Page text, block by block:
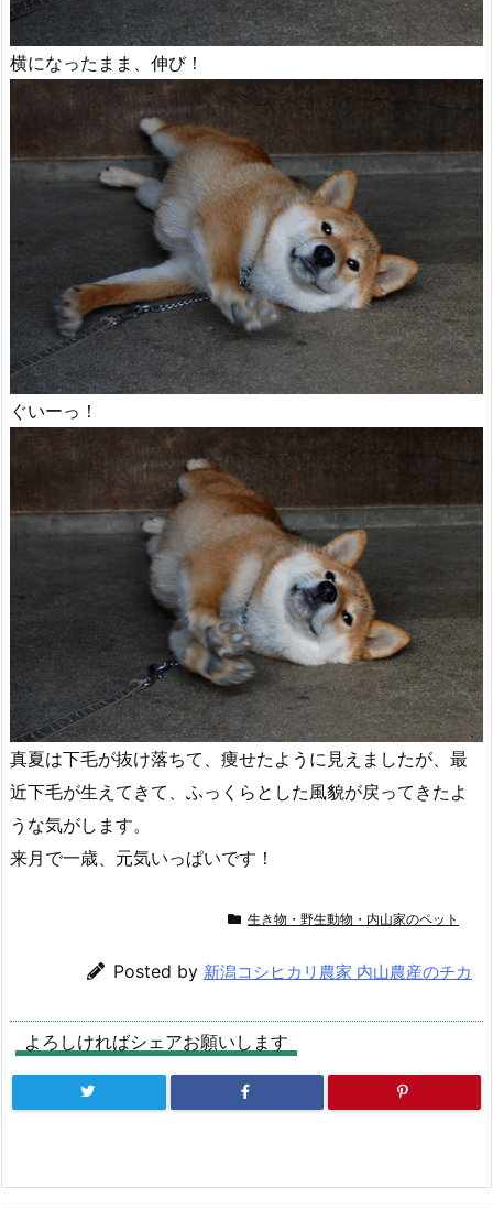
横になったまま、伸び！
ぐいーっ！
真夏は下毛が抜け落ちて、痩せたように見えましたが、最
近下毛が生えてきて、ふっくらとした風貌が戻ってきたよ
うな気がします。
来月で一歳、元気いっぱいです！
生き物・野生動物・内山家のペット
Posted by 新潟コシヒカリ農家 内山農産のチカ
よろしければシェアお願いします